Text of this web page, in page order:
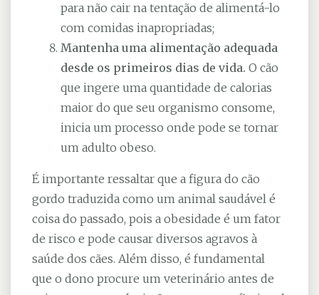
para não cair na tentação de alimentá-lo
com comidas inapropriadas;
Mantenha uma alimentação adequada
desde os primeiros dias de vida. O cão
que ingere uma quantidade de calorias
maior do que seu organismo consome,
inicia um processo onde pode se tornar
um adulto obeso.
É importante ressaltar que a figura do cão
gordo traduzida como um animal saudável é
coisa do passado, pois a obesidade é um fator
de risco e pode causar diversos agravos à
saúde dos cães. Além disso, é fundamental
que o dono procure um veterinário antes de